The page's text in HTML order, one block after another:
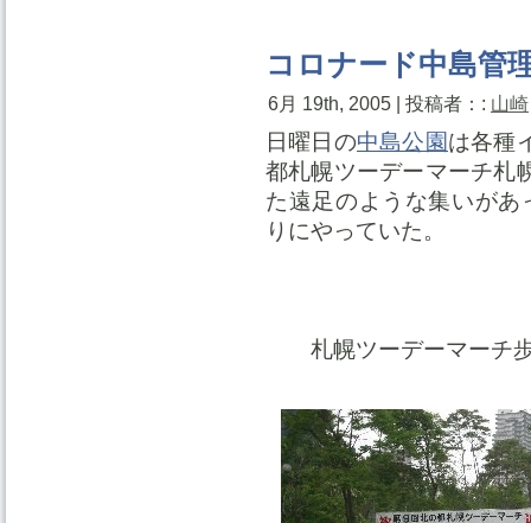
コロナード中島管
6月 19th, 2005 | 投稿者：: 山崎
日曜日の中島公園は各種
都札幌ツーデーマーチ札
た遠足のような集いが
りにやっていた。
札幌ツーデーマーチ